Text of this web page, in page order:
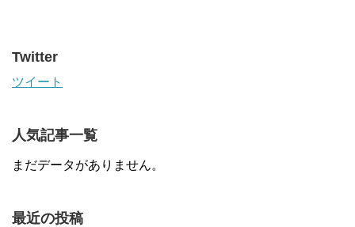
Twitter
ツイート
人気記事一覧
まだデータがありません。
最近の投稿